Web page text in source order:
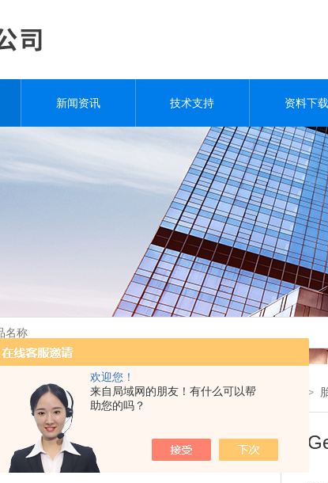
欢迎您！
来自局域网的朋友！有什么可以帮
助您的吗？
新闻资讯 技术支持 资料下载
您现在的位置：首页> >